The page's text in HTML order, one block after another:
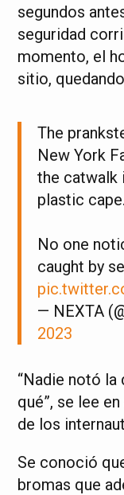
segundos
seguridad
momento, el
sitio,
The
New York
the catwalk
plastic cape.
No one
caught by
— NEXTA
2023
“Nadie notó
qué”, se lee
de los
Se conoció
bromas que